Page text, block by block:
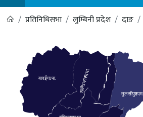
प्रतिनिधिसभा लुम्बिनी प्रदेश दाङ
बावईगा.पा.
तुलसीपुरउप.म
शान्तिनगर
गा
.पा
.